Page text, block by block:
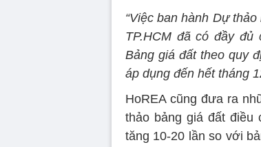
“Việc ban hành Dự
TP.HCM đã có đầy
Bảng giá đất theo quy
áp dụng đến hết tháng
HoREA cũng đưa ra
thảo bảng giá đất điều
tăng 10-20 lần so với